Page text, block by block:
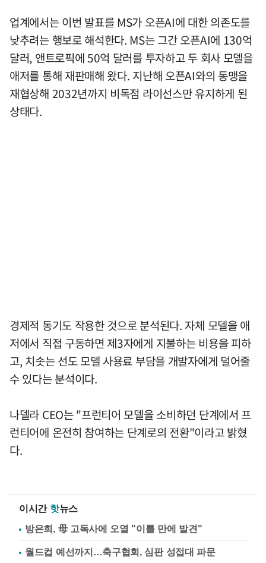
업계에서는 이번 발표를 MS가 오픈AI에 대한 의존도를
낮추려는 행보로 해석한다. MS는 그간 오픈AI에 130억
달러, 앤트로픽에 50억 달러를 투자하고 두 회사 모델을
애저를 통해 재판매해 왔다. 지난해 오픈AI와의 동맹을
재협상해 2032년까지 비독점 라이선스만 유지하게 된
상태다.
경제적 동기도 작용한 것으로 분석된다. 자체 모델을 애
저에서 직접 구동하면 제3자에게 지불하는 비용을 피하
고, 치솟는 선도 모델 사용료 부담을 개발자에게 덜어줄
수 있다는 분석이다.
나델라 CEO는 "프런티어 모델을 소비하던 단계에서 프
런티어에 온전히 참여하는 단계로의 전환"이라고 밝혔
다.
이시간 핫뉴스
방은희, 母 고독사에 오열 "이틀 만에 발견"
월드컵 예선까지…축구협회, 심판 성접대 파문